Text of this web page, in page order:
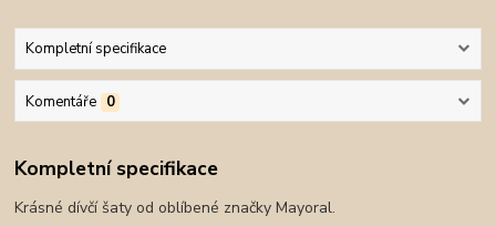
Kompletní specifikace
Komentáře 0
Kompletní specifikace
Krásné dívčí šaty od oblíbené značky Mayoral.